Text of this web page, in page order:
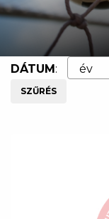
DÁTUM:
SZŰRÉS